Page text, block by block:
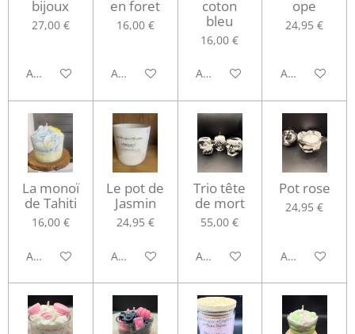
bijoux
27,00 €
Ajouter au panier
en foret
16,00 €
Ajouter au panier
coton
bleu
16,00 €
Ajouter au panier
ope
24,95 €
Ajouter au
La monoï
de Tahiti
16,00 €
Ajouter au panier
Le pot de
Jasmin
24,95 €
Ajouter au panier
Trio tête
de mort
55,00 €
Ajouter au panier
Pot rose
24,95 €
Ajouter au